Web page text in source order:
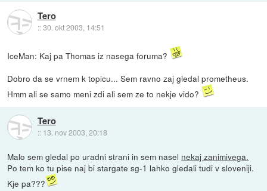
Tero
::30. okt 2003, 14:51
IceMan: Kaj pa Thomas iz nasega foruma?
Dobro da se vrnem k topicu... Sem ravno zaj gledal prometheus.
Hmm ali se samo meni zdi ali sem ze to nekje vido?
Tero
:: 13. nov 2003, 20:18
Malo sem gledal po uradni strani in sem nasel nekaj zanimivega.
Po tem ko tu pise naj bi stargate sg-1 lahko gledali tudi v sloveniji.
Kje pa???